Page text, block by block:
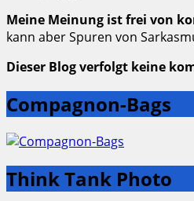
Meine Meinung ist frei von
kann aber Spuren von
Dieser Blog verfolgt keine
Compagnon-Bags
Think Tank Photo